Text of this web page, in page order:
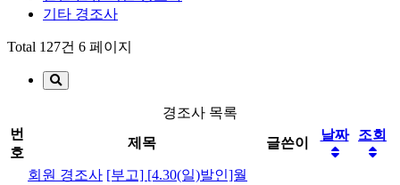
기타 경조사
Total 127건 6 페이지
경조사 목록
번
호
제목 글쓴이
날짜 조회
회원 경조사 [부고] [4.30(일)발인]월